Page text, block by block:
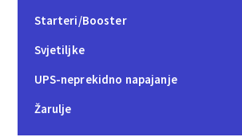
Starteri/Booster
Svjetiljke
UPS-neprekidno napajanje
Žarulje